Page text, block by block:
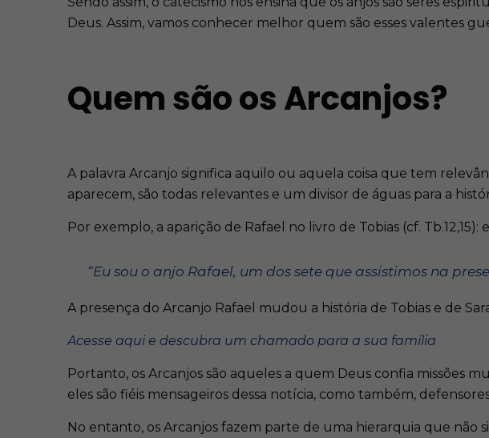
Deus. Assim, vamos conhecer melhor quem são esses valentes
Quem são os Arcanjos?
A palavra Arcanjo significa aquilo ou aquela coisa que tem
aparecem, são todas relevantes e um divisor de águas para a
Por exemplo, a aparição de Rafael no livro de Tobias (cf. Tb.12,15):
“Eu sou o anjo Rafael, um dos sete que assistimos na
A presença do Arcanjo Rafael mudou a história de Tobias e de
Acesse aqui e descubra um chamado para a sua família
Portanto, os Arcanjos são aqueles a quem Deus confia missões
eles são fiéis mensageiros dessa notícia, como também,
No entanto, os Arcanjos fazem parte de uma hierarquia que não